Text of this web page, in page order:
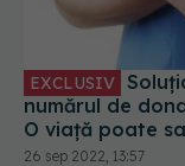
EXCLUSIV
numărul de
O viață poate
România, nu
26 sep 2022, 13:57